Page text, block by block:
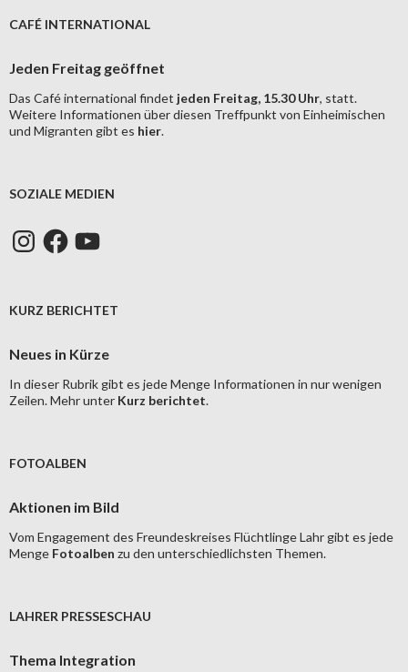
CAFÉ INTERNATIONAL
Jeden Freitag geöffnet
Das Café international findet jeden Freitag, 15.30 Uhr, statt.
Weitere Informationen über diesen Treffpunkt von Einheimischen
und Migranten gibt es hier.
SOZIALE MEDIEN
InstagramFacebookYouTube
KURZ BERICHTET
Neues in Kürze
In dieser Rubrik gibt es jede Menge Informationen in nur wenigen
Zeilen. Mehr unter Kurz berichtet.
FOTOALBEN
Aktionen im Bild
Vom Engagement des Freundeskreises Flüchtlinge Lahr gibt es jede
Menge Fotoalben zu den unterschiedlichsten Themen.
LAHRER PRESSESCHAU
Thema Integration